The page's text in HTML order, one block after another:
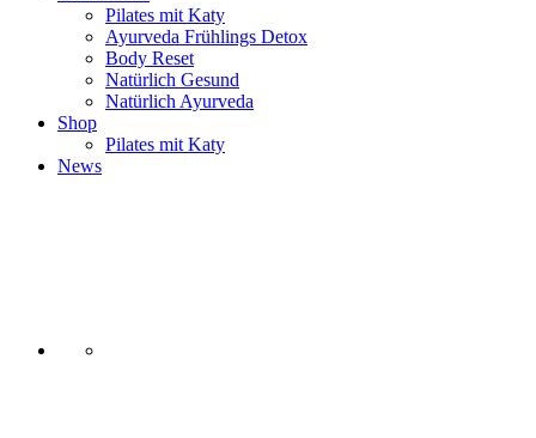
Pilates mit Katy
Ayurveda Frühlings Detox
Body Reset
Natürlich Gesund
Natürlich Ayurveda
Shop
Pilates mit Katy
News